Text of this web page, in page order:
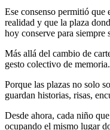
Ese consenso permitió que
realidad y que la plaza
hoy conserve para siempre
Más allá del cambio de
gesto colectivo de memoria.
Porque las plazas no solo
guardan historias, risas,
Desde ahora, cada niño
ocupando el mismo lugar